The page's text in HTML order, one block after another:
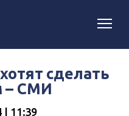
сделать
– СМИ
| 11:39